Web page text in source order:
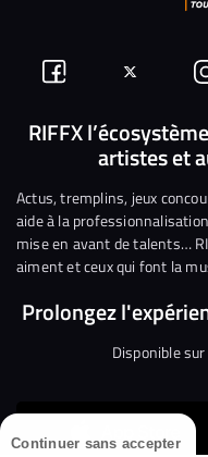
Continuer sans accepter
Suivez-
nous
Facebook
Suivez-
nous
sur
Twitter
RIFFX
artistes et
Actus, tremplins, jeux
aide à la
mise en avant de talents…
aiment et ceux qui font la
Prolongez
Disponible